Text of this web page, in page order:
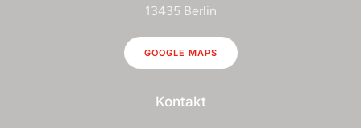
13435 Berlin
GOOGLE MAPS
Kontakt